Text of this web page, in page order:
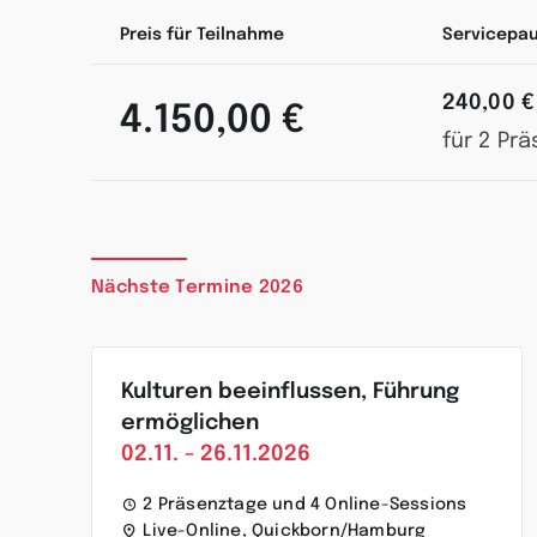
Preis für Teilnahme
4.150,00 €
240,00 €
für 2
Nächste Termine 2026
Kulturen beeinflussen, Führung
ermöglichen
02.11. - 26.11.2026
2 Präsenztage und 4 Online-Sessions
Live-Online, Quickborn/Hamburg